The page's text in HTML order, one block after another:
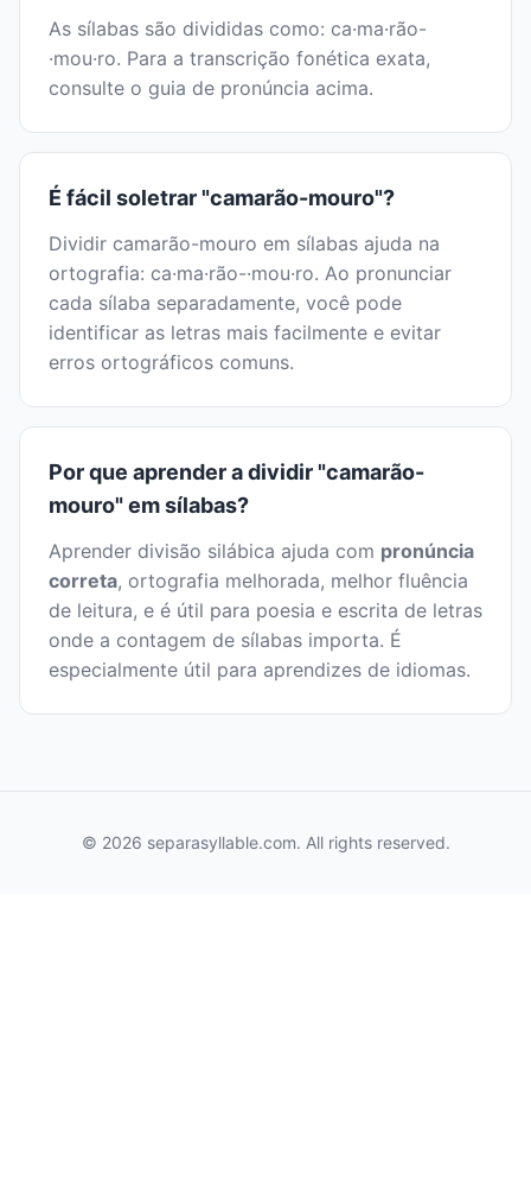
As sílabas são divididas como: ca·ma·rão-
·mou·ro. Para a transcrição fonética exata,
consulte o guia de pronúncia acima.
É fácil soletrar "camarão-mouro"?
Dividir camarão-mouro em sílabas ajuda na
ortografia: ca·ma·rão-·mou·ro. Ao pronunciar
cada sílaba separadamente, você pode
identificar as letras mais facilmente e evitar
erros ortográficos comuns.
Por que aprender a dividir "camarão-
mouro" em sílabas?
Aprender divisão silábica ajuda com pronúncia
correta, ortografia melhorada, melhor fluência
de leitura, e é útil para poesia e escrita de letras
onde a contagem de sílabas importa. É
especialmente útil para aprendizes de idiomas.
© 2026 separasyllable.com. All rights reserved.